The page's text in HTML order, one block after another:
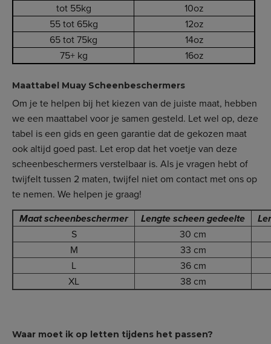
tot 55kg
10oz
55 tot 65kg
12oz
65 tot 75kg
14oz
75+ kg
16oz
Maattabel Muay Scheenbeschermers
Om je te helpen bij het kiezen van de juiste maat, hebben
we een maattabel voor je samen gesteld. Let wel op, deze
tabel is een gids en geen garantie dat de gekozen maat
ook altijd goed past. Let erop dat het voetje van deze
scheenbeschermers verstelbaar is. Als je vragen hebt of
twijfelt tussen 2 maten, twijfel niet om contact met ons op
te nemen. We helpen je graag!
Maat scheenbeschermer
Lengte scheen gedeelte
S
30 cm
M
33 cm
L
36 cm
XL
38 cm
Waar moet ik op letten tijdens het passen?